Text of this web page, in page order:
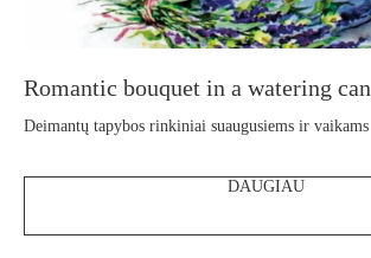
Romantic bouquet in a watering can
Deimantų tapybos rinkiniai suaugusiems ir vaikams
DAUGIAU